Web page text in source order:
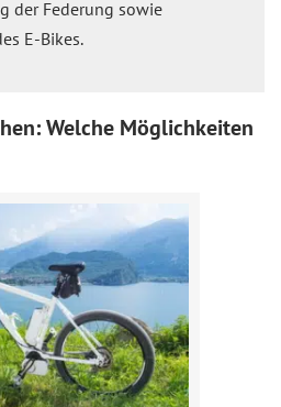
der Federung sowie
E-Bikes.
Welche Möglichkeiten